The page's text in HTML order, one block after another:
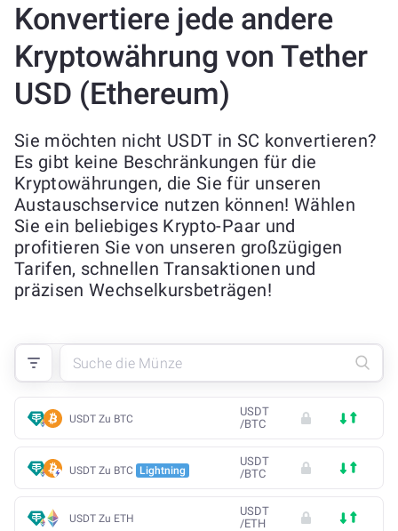
Konvertiere jede andere
Kryptowährung von Tether
USD (Ethereum)
Sie möchten nicht USDT in SC konvertieren?
Es gibt keine Beschränkungen für die
Kryptowährungen, die Sie für unseren
Austauschservice nutzen können! Wählen
Sie ein beliebiges Krypto-Paar und
profitieren Sie von unseren großzügigen
Tarifen, schnellen Transaktionen und
präzisen Wechselkursbeträgen!
USDT Zu BTC
USDT
/BTC
USDT Zu BTC Lightning
USDT
/BTC
USDT Zu ETH
USDT
/ETH